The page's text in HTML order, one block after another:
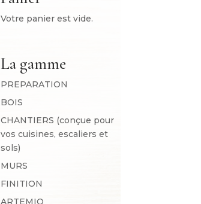
Votre panier est vide.
La gamme
PREPARATION
BOIS
CHANTIERS (conçue pour
vos cuisines, escaliers et
sols)
MURS
FINITION
ARTEMIO